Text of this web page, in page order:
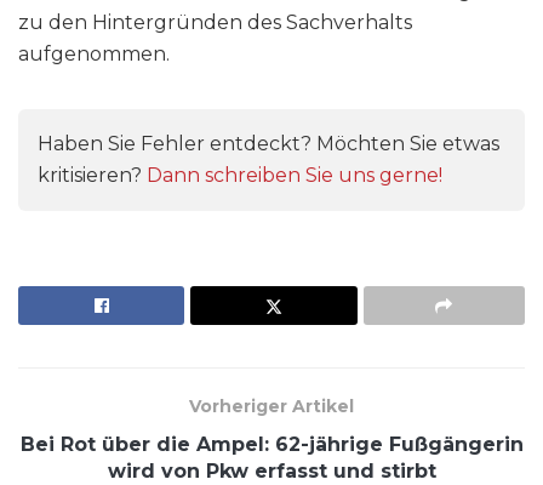
zu den Hintergründen des Sachverhalts
aufgenommen.
Haben Sie Fehler entdeckt? Möchten Sie etwas
kritisieren? Dann schreiben Sie uns gerne!
Vorheriger Artikel
Bei Rot über die Ampel: 62-jährige Fußgängerin
wird von Pkw erfasst und stirbt